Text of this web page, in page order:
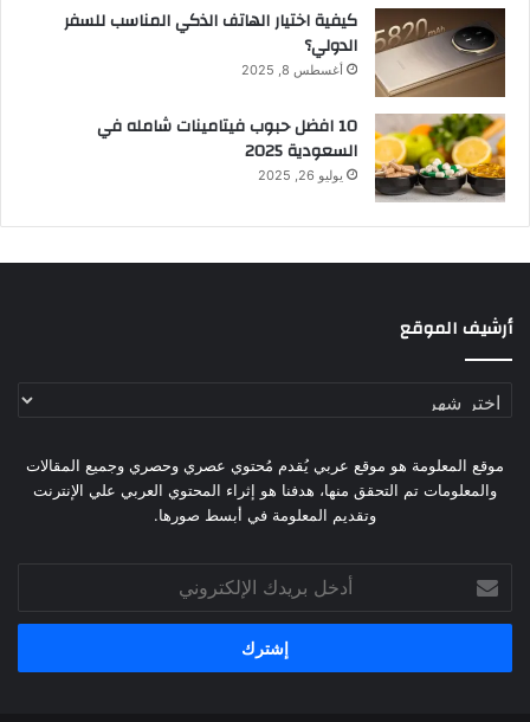
كيفية اختيار الهاتف الذكي المناسب للسفر
الدولي؟
أغسطس 8, 2025
10 افضل حبوب فيتامينات شامله​ في
السعودية 2025
يوليو 26, 2025
أرشيف الموقع
أرشيف
موقع المعلومة هو موقع عربي يُقدم مُحتوي عصري وحصري وجميع المقالات
والمعلومات تم التحقق منها، هدفنا هو إثراء المحتوي العربي علي الإنترنت
وتقديم المعلومة في أبسط صورها.
بريدك
الإلكتروني